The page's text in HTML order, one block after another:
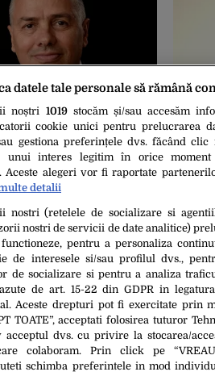
„Parlamentarii PNL
cot la cot amânarea
Târgu Mureș-
25 Iul.
Petru
la DNA. Ce
datele tale personale să rămână
noștri 1019stocăm și/sau accesăm
cookie unici pentru prelucrarea
gestiona preferințele dvs. făcând
unui interes legitim în orice
Aceste alegeri vor fi raportate
detalii
nostri (retelele de socializare si
nostri de servicii de date analitice)
pentru a personaliza
de interesele si/sau profilul dvs.,
de socializare si pentru a analiza
de art. 15-22 din GDPR in
Aceste drepturi pot fi exercitate prin
TOATE”, acceptati folosirea tuturor
dvs. cu privire la stocarea/
colaboram. Prin click pe
schimba preferintele in mod